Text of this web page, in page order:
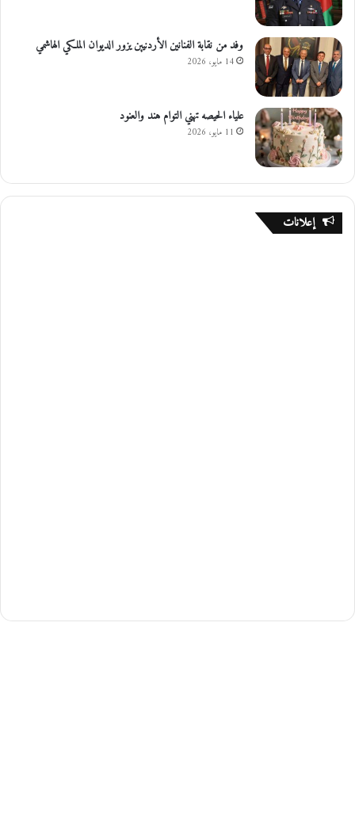
وفد من نقابة الفنانين الأردنيين يزور الديوان الملكي الهاشمي
14 مايو، 2026
علياء الحيصه تهني التوام هند والعنود
11 مايو، 2026
إعلانات